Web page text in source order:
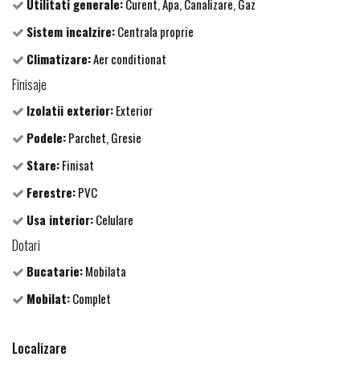
Utilitati generale:Curent, Apa, Canalizare, Gaz
Sistem incalzire:Centrala proprie
Climatizare:Aer conditionat
Finisaje
Izolatii exterior:Exterior
Podele:Parchet, Gresie
Stare:Finisat
Ferestre:PVC
Usa interior:Celulare
Dotari
Bucatarie:Mobilata
Mobilat:Complet
Localizare